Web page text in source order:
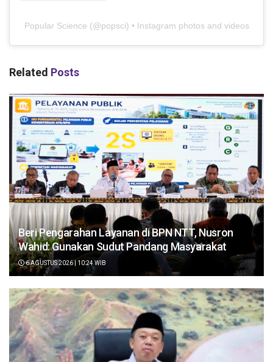
Popular Science (@popsci) • Instagram photos and videos
Related Posts
Beri Pengarahan Layanan di BPN NTT, Nusron
Wahid: Gunakan Sudut Pandang Masyarakat
6 AGUSTUS 2026 | 10:24 WIB